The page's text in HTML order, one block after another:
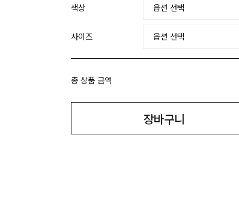
색상
사이즈
총 상품 금액
장바구니